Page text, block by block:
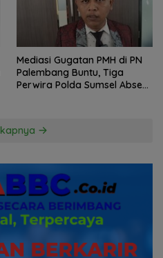
Mediasi Gugatan PMH di PN
Palembang Buntu, Tiga
Perwira Polda Sumsel Absen,